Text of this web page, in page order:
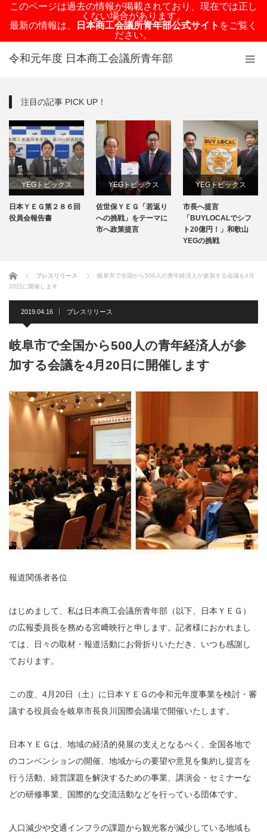
このページは過去の情報が掲載されており、現在では正し
くない場合があります。
最新の情報は、
日本商工会議所青年部公式サイト をご覧く
ださい。
令和元年度 日本商工会議所青年部
注目の記事 PICK UP！
YEGトピックス
日本YEG事業
日本ＹＥＧ第２８６回
役員会報告書
YEGトピックス
メディア掲載情報
佐世保ＹＥＧ「若返り
への挑戦」をテーマに
市へ政策提言
YEGトピックス
メディア掲載情報
地域のYEG情報
市長へ提言
「BUYLOCALでシフ
ト20億円！」和歌山
YEGの挑戦
ホーム プレスリリース
岐阜市で全国から500人の青年経済人が参加する会議を4月
20日に開催します
2019.04.16 プレスリリース
岐阜市で全国から500人の青年経済人が参
加する会議を4月20日に開催します
報道関係者各位
はじめまして、私は日本商工会議所青年部（以下、日本ＹＥＧ）
の広報委員長を務める宮﨑映行と申します。記者様におかれまし
ては、日々の取材・報道活動にお骨折りいただき、いつも感謝し
ております。
この度、4月20日（土）に日本ＹＥＧの令和元年度事業を検討・審
議する役員会を岐阜市長良川国際会議場で開催いたします。
日本ＹＥＧは、地域の経済的発展の支えとなるべく、全国各地で
のコンベンションの開催、地域からの要望や意見を集約し提言を
行う活動、経営課題を解決するための事業、講演会・セミナーな
どの研修事業、国際的な交流活動などを行っている団体です。
人口減少や交通インフラの課題から観光客が減少している地域も